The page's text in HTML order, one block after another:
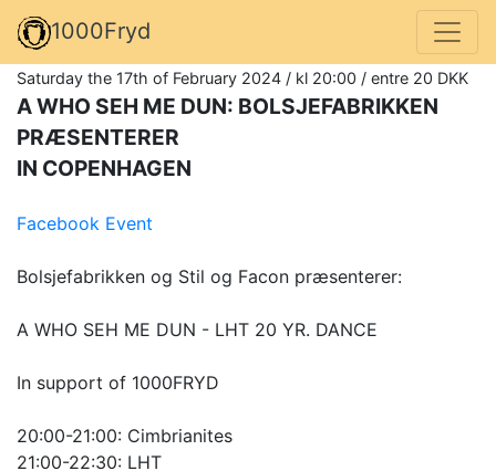
1000Fryd
Saturday the 17th of February 2024 / kl 20:00 / entre 20 DKK
A WHO SEH ME DUN: BOLSJEFABRIKKEN
PRÆSENTERER
IN COPENHAGEN
Facebook Event
Bolsjefabrikken og Stil og Facon præsenterer:
A WHO SEH ME DUN - LHT 20 YR. DANCE
In support of 1000FRYD
20:00-21:00: Cimbrianites
21:00-22:30: LHT